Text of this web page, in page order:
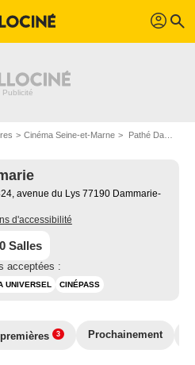
profil search
Cinéma Seine-et-Marne Pathé Dammarie à Dammarie-les-Lys
avenue du Lys 77190 Dammarie-
d'accessibilité
Salles
acceptées :
UNIVERSEL CINÉPASS
3 Prochainement